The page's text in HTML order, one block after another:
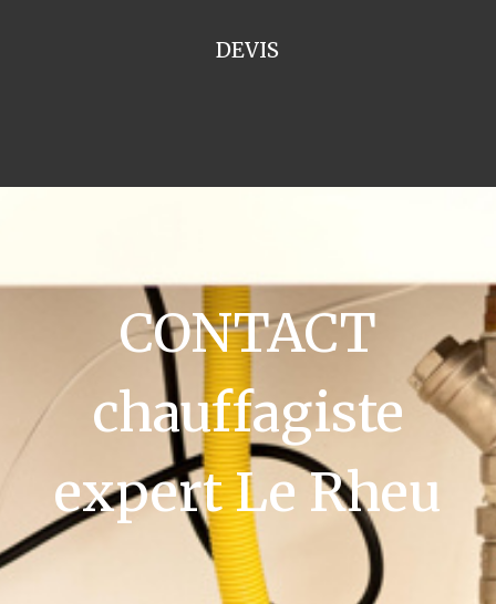
DEVIS
CONTACT
chauffagiste
expert Le Rheu